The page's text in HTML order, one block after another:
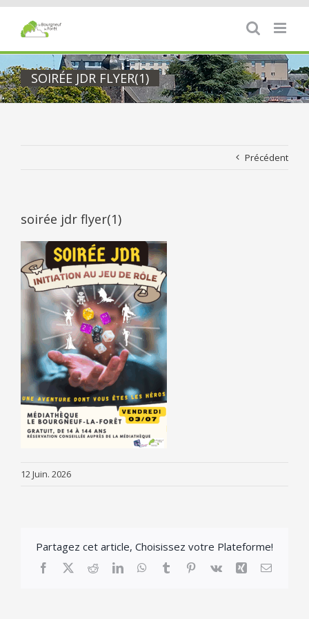
Passer
contenu
SOIRÉE JDR FLYER(1)
Précédent
soirée jdr flyer(1)
12 Juin. 2026
Partagez cet article, Choisissez votre Plateforme!
Facebook
X RedditLinkedInWhatsApp
TumblrPinterest
Vk Xing Email